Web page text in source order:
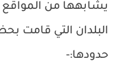
يشابهها من
البلدان التي قامت
حدودها:-